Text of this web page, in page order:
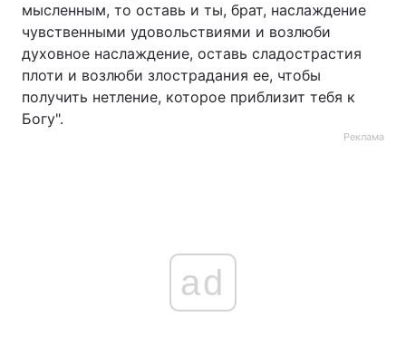
мысленным, то оставь и ты, брат, наслаждение
чувственными удовольствиями и возлюби
духовное наслаждение, оставь сладострастия
плоти и возлюби злострадания ее, чтобы
получить нетление, которое приблизит тебя к
Богу".
Реклама
ad